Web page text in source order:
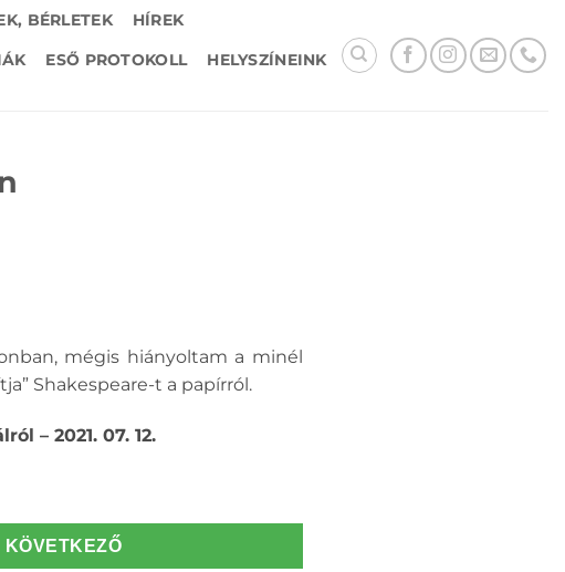
BÉRLETEK
HÍREK
ESŐ PROTOKOLL
HELYSZÍNEINK
mégis hiányoltam a minél
Shakespeare-t a papírról.
– 2021. 07. 12.
KÖVETKEZŐ